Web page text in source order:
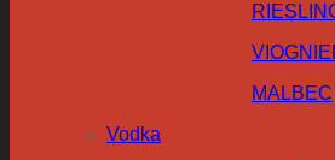
MALBEC
Vodka